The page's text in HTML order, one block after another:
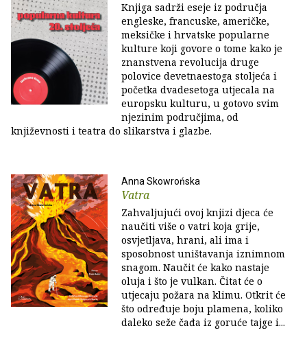
Knjiga sadrži eseje iz područja
engleske, francuske, američke,
meksičke i hrvatske popularne
kulture koji govore o tome kako je
znanstvena revolucija druge
polovice devetnaestoga stoljeća i
početka dvadesetoga utjecala na
europsku kulturu, u gotovo svim
njezinim područjima, od
književnosti i teatra do slikarstva i glazbe.
Anna Skowrońska
Vatra
Zahvaljujući ovoj knjizi djeca će
naučiti više o vatri koja grije,
osvjetljava, hrani, ali ima i
sposobnost uništavanja iznimnom
snagom. Naučit će kako nastaje
oluja i što je vulkan. Čitat će o
utjecaju požara na klimu. Otkrit će
što određuje boju plamena, koliko
daleko seže čađa iz goruće tajge i...